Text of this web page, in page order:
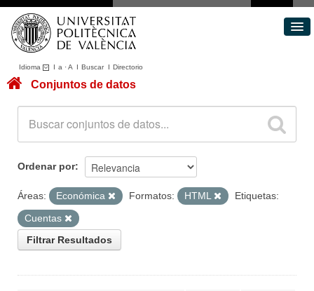
Idioma I a ·A I BuscarI Directorio
Conjuntos de datos
Acerca de
Portal de Transparencia
Conjuntos de datos
Ordenar por
Áreas: Económica Formatos: HTML
Etiquetas:
Cuentas
Filtrar Resultados